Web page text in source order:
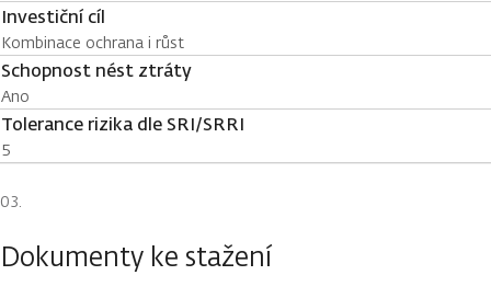
Investiční cíl
Kombinace ochrana i růst
Schopnost nést ztráty
Ano
Tolerance rizika dle SRI/SRRI
5
Dokumenty ke stažení